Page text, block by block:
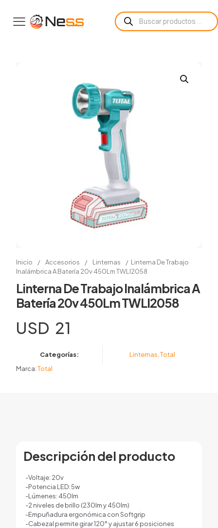
Búsqueda
de
productos
Inicio / Accesorios / Linternas / Linterna De Trabajo
Inalámbrica A Batería 20v 450Lm TWLI2058
Linterna De Trabajo Inalámbrica A
Batería 20v 450Lm TWLI2058
USD 21
Categorías: Linternas Total
Marca:Total
Descripción del producto
-Voltaje: 20v
-Potencia LED: 5w
-Lúmenes: 450lm
-2 niveles de brillo (230lm y 450lm)
-Empuñadura ergonómica con Softgrip
-Cabezal permite girar 120° y ajustar 6 posiciones